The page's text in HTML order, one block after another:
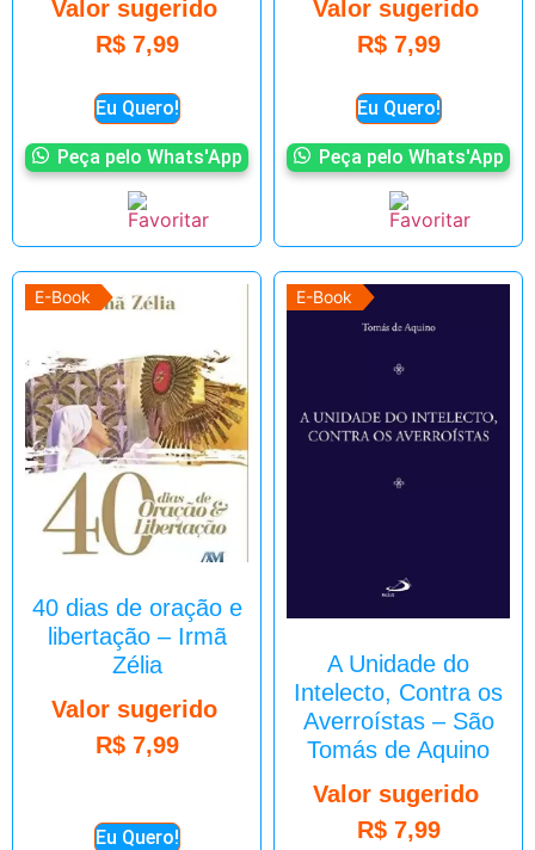
Valor sugerido
R$7,99
Eu Quero!
Peça pelo Whats'App
Valor sugerido
R$7,99
Eu Quero!
Peça pelo Whats'App
E-Book
40 dias de oração e
libertação – Irmã
Zélia
Valor sugerido
R$7,99
Eu Quero!
E-Book
A Unidade do
Intelecto, Contra os
Averroístas – São
Tomás de Aquino
Valor sugerido
R$7,99